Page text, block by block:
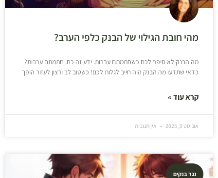
מהי חובת הגילוי של הבנק כלפי הערב?
מה הבנק לא סיפר לכם כשחתמתם ערבות. ידע זה כח. חתמתם ערבות?
כדאי שתדעו מה הבנק היה חייב לגלות לכם! כשטוב לב ורצון לעזור הופך
קרא עוד »
אוגוסט 9, 2025 אין תגובות
נגד בנקים